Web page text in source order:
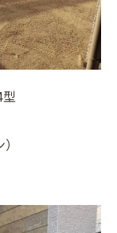
型